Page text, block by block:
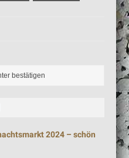
2024 – schön